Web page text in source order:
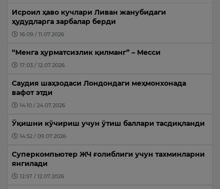
Исроил ҳаво кучлари Ливан жанубидаги
ҳудудларга зарбалар берди
16:09 / 11.07.2026
“Менга ҳурматсизлик қилманг” – Месси
17:03 / 12.07.2026
Саудия шаҳзодаси Лондондаги меҳмонхонада
вафот этди
14:10 / 24.07.2026
Ўқишни кўчириш учун ўтиш баллари тасдиқланди
14:52 / 09.07.2026
Суперкомпьютер ЖЧ ғолиблиги учун тахминларни
янгилади
12:57 / 12.07.2026